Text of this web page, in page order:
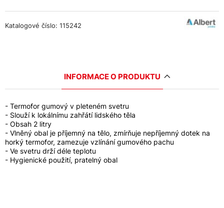
Katalogové číslo: 115242
INFORMACE O PRODUKTU
- Termofor gumový v pleteném svetru
- Slouží k lokálnímu zahřátí lidského těla
- Obsah 2 litry
- Vlněný obal je příjemný na tělo, zmírňuje nepříjemný dotek na
horký termofor, zamezuje vzlínání gumového pachu
- Ve svetru drží déle teplotu
- Hygienické použití, pratelný obal